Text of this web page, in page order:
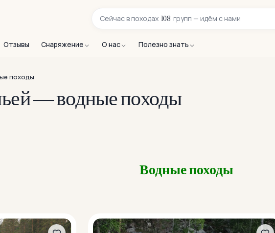
Сейчас в походах 108 групп — идём с нами
Отзывы Снаряжение О нас Полезно знать
походы
— водные походы
Водные походы